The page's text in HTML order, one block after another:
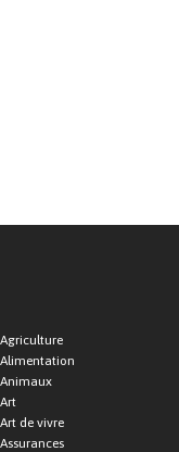
Agriculture
Alimentation
Animaux
Art
Art de vivre
Assurances